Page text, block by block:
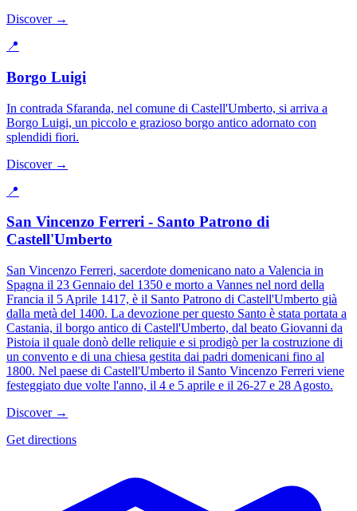
Discover →
📍
Borgo Luigi
In contrada Sfaranda, nel comune di Castell'Umberto, si arriva a
Borgo Luigi, un piccolo e grazioso borgo antico adornato con
splendidi fiori.
Discover →
📍
San Vincenzo Ferreri - Santo Patrono di
Castell'Umberto
San Vincenzo Ferreri, sacerdote domenicano nato a Valencia in
Spagna il 23 Gennaio del 1350 e morto a Vannes nel nord della
Francia il 5 Aprile 1417, è il Santo Patrono di Castell'Umberto già
dalla metà del 1400. La devozione per questo Santo è stata portata a
Castania, il borgo antico di Castell'Umberto, dal beato Giovanni da
Pistoia il quale donò delle reliquie e si prodigò per la costruzione di
un convento e di una chiesa gestita dai padri domenicani fino al
1800. Nel paese di Castell'Umberto il Santo Vincenzo Ferreri viene
festeggiato due volte l'anno, il 4 e 5 aprile e il 26-27 e 28 Agosto.
Discover →
Get directions